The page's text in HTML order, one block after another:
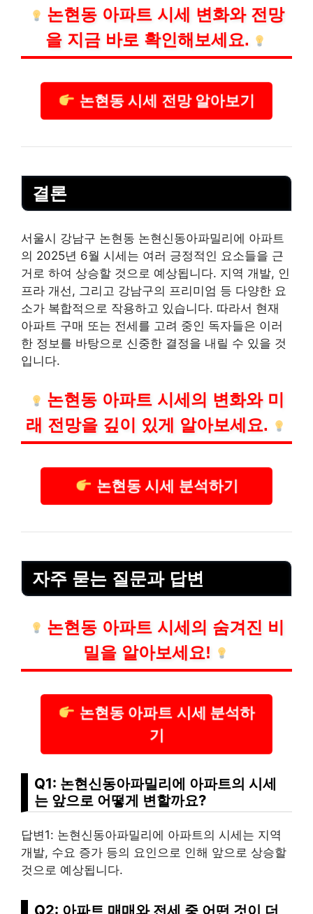
논현동 아파트 시세 변화와 전망
을 지금 바로 확인해보세요.
논현동 시세 전망 알아보기
결론
서울시 강남구 논현동 논현신동아파밀리에 아파트
의 2025년 6월 시세는 여러 긍정적인 요소들을 근
거로 하여 상승할 것으로 예상됩니다. 지역 개발, 인
프라 개선, 그리고 강남구의 프리미엄 등 다양한 요
소가 복합적으로 작용하고 있습니다. 따라서 현재
아파트 구매 또는 전세를 고려 중인 독자들은 이러
한 정보를 바탕으로 신중한 결정을 내릴 수 있을 것
입니다.
논현동 아파트 시세의 변화와 미
래 전망을 깊이 있게 알아보세요.
논현동 시세 분석하기
자주 묻는 질문과 답변
논현동 아파트 시세의 숨겨진 비
밀을 알아보세요!
논현동 아파트 시세 분석하
기
Q1: 논현신동아파밀리에 아파트의 시세
는 앞으로 어떻게 변할까요?
답변1: 논현신동아파밀리에 아파트의 시세는 지역
개발, 수요 증가 등의 요인으로 인해 앞으로 상승할
것으로 예상됩니다.
Q2: 아파트 매매와 전세 중 어떤 것이 더